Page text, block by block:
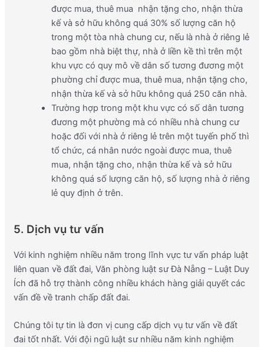
được mua, thuê mua nhận tặng cho, nhận thừa
kế và sở hữu không quá 30% số lượng căn hộ
trong một tòa nhà chung cư, nếu là nhà ở riêng lẻ
bao gồm nhà biệt thự, nhà ở liền kề thì trên một
khu vực có quy mô về dân số tương đương một
phường chỉ được mua, thuê mua, nhận tặng cho,
nhận thừa kế và sở hữu không quá 250 căn nhà.
Trường hợp trong một khu vực có số dân tương
đương một phường mà có nhiều nhà chung cư
hoặc đối với nhà ở riêng lẻ trên một tuyến phố thì
tổ chức, cá nhân nước ngoài được mua, thuê
mua, nhận tặng cho, nhận thừa kế và sở hữu
không quá số lượng căn hộ, số lượng nhà ở riêng
lẻ quy định ở trên.
5. Dịch vụ tư vấn
Với kinh nghiệm nhiều năm trong lĩnh vực tư vấn pháp luật
liên quan về đất đai, Văn phòng luật sư Đà Nẵng – Luật Duy
Ích đã hỗ trợ thành công nhiều khách hàng giải quyết các
vấn đề về tranh chấp đất đai.
Chúng tôi tự tin là đơn vị cung cấp dịch vụ tư vấn về đất
đai tốt nhất. Với đội ngũ luật sư nhiều năm kinh nghiệm